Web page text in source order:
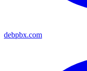
debpbx.com